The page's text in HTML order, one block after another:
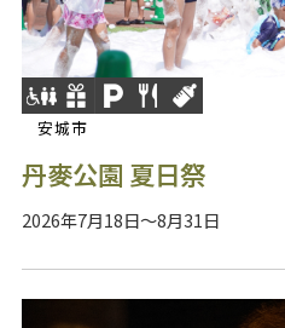
安城市
丹麥公園 夏日祭
2026年7月18日～8月31日